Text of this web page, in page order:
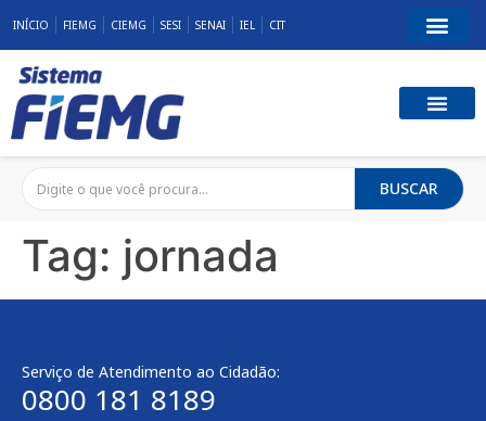
INÍCIO FIEMG CIEMG SESI SENAI IEL CIT
BUSCAR
Tag: jornada
Serviço de Atendimento ao Cidadão:
0800 181 8189